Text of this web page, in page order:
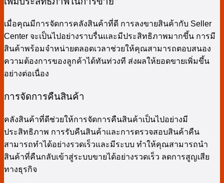
เมื่อคุณมีการจัดการคลังสินค้าที่ดี การลงขายสินค้ากับ Seller
Center จะเป็นไปอย่างราบรื่นและมีประสิทธิภาพมากขึ้น การมี
สินค้าพร้อมจำหน่ายตลอดเวลาช่วยให้คุณสามารถตอบสนอง
ความต้องการของลูกค้าได้ทันท่วงที ส่งผลให้ยอดขายเพิ่มขึ้น
อย่างต่อเนื่อง
การจัดการคืนสินค้า
คลังสินค้าที่ดีช่วยให้การจัดการคืนสินค้าเป็นไปอย่างมี
ประสิทธิภาพ การรับคืนสินค้าและการตรวจสอบสินค้าคืน
สามารถทำได้อย่างรวดเร็วและมีระบบ ทำให้คุณสามารถนำ
สินค้าที่คืนกลับเข้าสู่ระบบขายได้อย่างรวดเร็ว ลดการสูญเสีย
ทางธุรกิจ